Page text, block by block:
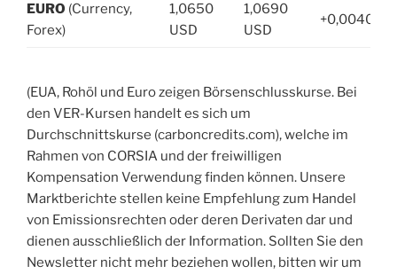
EURO (Currency,
Forex)
1,0650
USD
1,0690
USD
+0,0040
(EUA, Rohöl und Euro zeigen Börsenschlusskurse. Bei
den VER-Kursen handelt es sich um
Durchschnittskurse (carboncredits.com), welche im
Rahmen von CORSIA und der freiwilligen
Kompensation Verwendung finden können. Unsere
Marktberichte stellen keine Empfehlung zum Handel
von Emissionsrechten oder deren Derivaten dar und
dienen ausschließlich der Information. Sollten Sie den
Newsletter nicht mehr beziehen wollen, bitten wir um